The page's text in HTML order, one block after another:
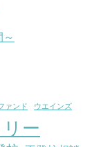
ァンド ウエインズ
ー